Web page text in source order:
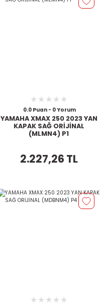
0.0 Puan - 0 Yorum
YAMAHA XMAX 250 2023 YAN
KAPAK SAĞ ORİJİNAL
(MLMN4) P1
2.227,26 TL